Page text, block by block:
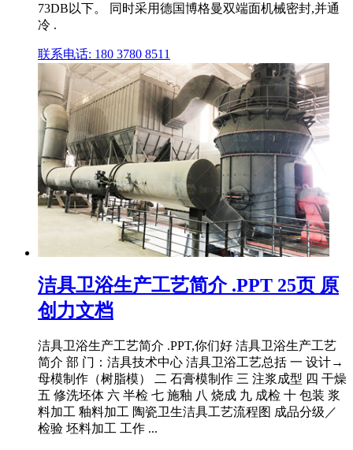
73DB以下。 同时采用德国博格曼双端面机械密封,并通
冷 .
联系电话: 180 3780 8511
洁具卫浴生产工艺简介 .PPT 25页 原
创力文档
洁具卫浴生产工艺简介 .PPT,你们好 洁具卫浴生产工艺
简介 部 门：洁具技术中心 洁具卫浴工艺总括 一 设计→
母模制作（树脂模） 二 石膏模制作 三 注浆成型 四 干燥
五 修洗坯体 六 半检 七 施釉 八 烧成 九 成检 十 包装 浆
料加工 釉料加工 陶瓷卫生洁具工艺流程图 成品分级／
检验 坯料加工 工作 ...